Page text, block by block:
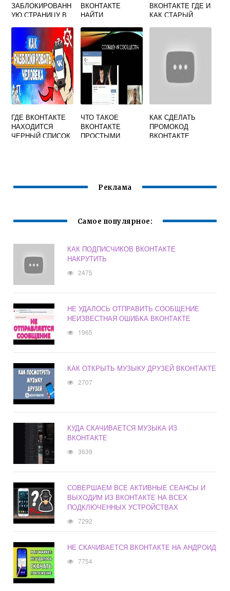
ЗАБЛОКИРОВАНН
УЮ СТРАНИЦУ В
ВКОНТАКТЕ
НАЙТИ
ВКОНТАКТЕ ГДЕ И
КАК СТАРЫЙ
ГДЕ ВКОНТАКТЕ
НАХОДИТСЯ
ЧЕРНЫЙ СПИСОК
ЧТО ТАКОЕ
ВКОНТАКТЕ
ПРОСТЫМИ
КАК СДЕЛАТЬ
ПРОМОКОД
ВКОНТАКТЕ
Реклама
Самое популярное:
КАК ПОДПИСЧИКОВ ВКОНТАКТЕ
НАКРУТИТЬ
2475
НЕ УДАЛОСЬ ОТПРАВИТЬ СООБЩЕНИЕ
НЕИЗВЕСТНАЯ ОШИБКА ВКОНТАКТЕ
1965
КАК ОТКРЫТЬ МУЗЫКУ ДРУЗЕЙ ВКОНТАКТЕ
2707
КУДА СКАЧИВАЕТСЯ МУЗЫКА ИЗ
ВКОНТАКТЕ
3639
СОВЕРШАЕМ ВСЕ АКТИВНЫЕ СЕАНСЫ И
ВЫХОДИМ ИЗ ВКОНТАКТЕ НА ВСЕХ
ПОДКЛЮЧЕННЫХ УСТРОЙСТВАХ
7292
НЕ СКАЧИВАЕТСЯ ВКОНТАКТЕ НА АНДРОИД
7754